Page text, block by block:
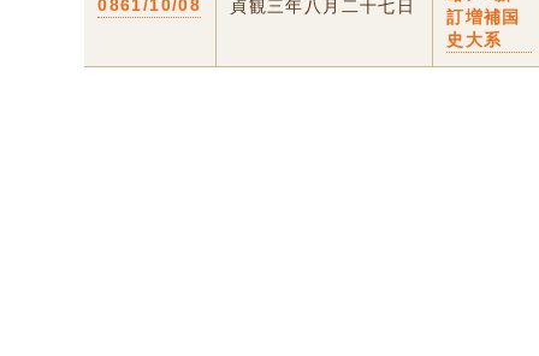
0861/10/08 貞観三年八月二十七日
訂増補国
史大系